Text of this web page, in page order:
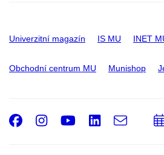
Univerzitní magazín IS MU INET
Obchodní centrum MU Munishop
Facebook
Instagram
Youtube
e-